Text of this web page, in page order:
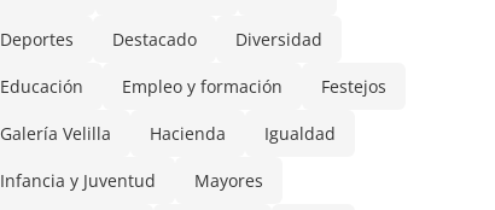
Deportes Destacado Diversidad
Educación Empleo y formación Festejos
Galería Velilla Hacienda Igualdad
Infancia y Juventud Mayores